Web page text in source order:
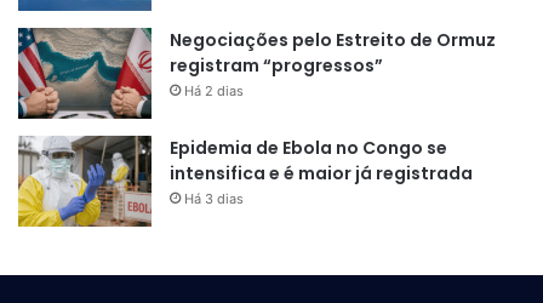
Negociações pelo Estreito de Ormuz
registram “progressos”
Há 2 dias
Epidemia de Ebola no Congo se
intensifica e é maior já registrada
Há 3 dias